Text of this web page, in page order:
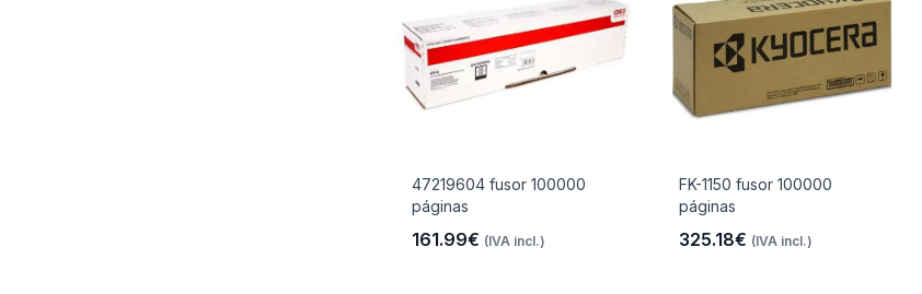
47219604 fusor 100000
páginas
161.99€ (IVA incl.)
FK-1150 fusor 100000
páginas
325.18€ (IVA incl.)